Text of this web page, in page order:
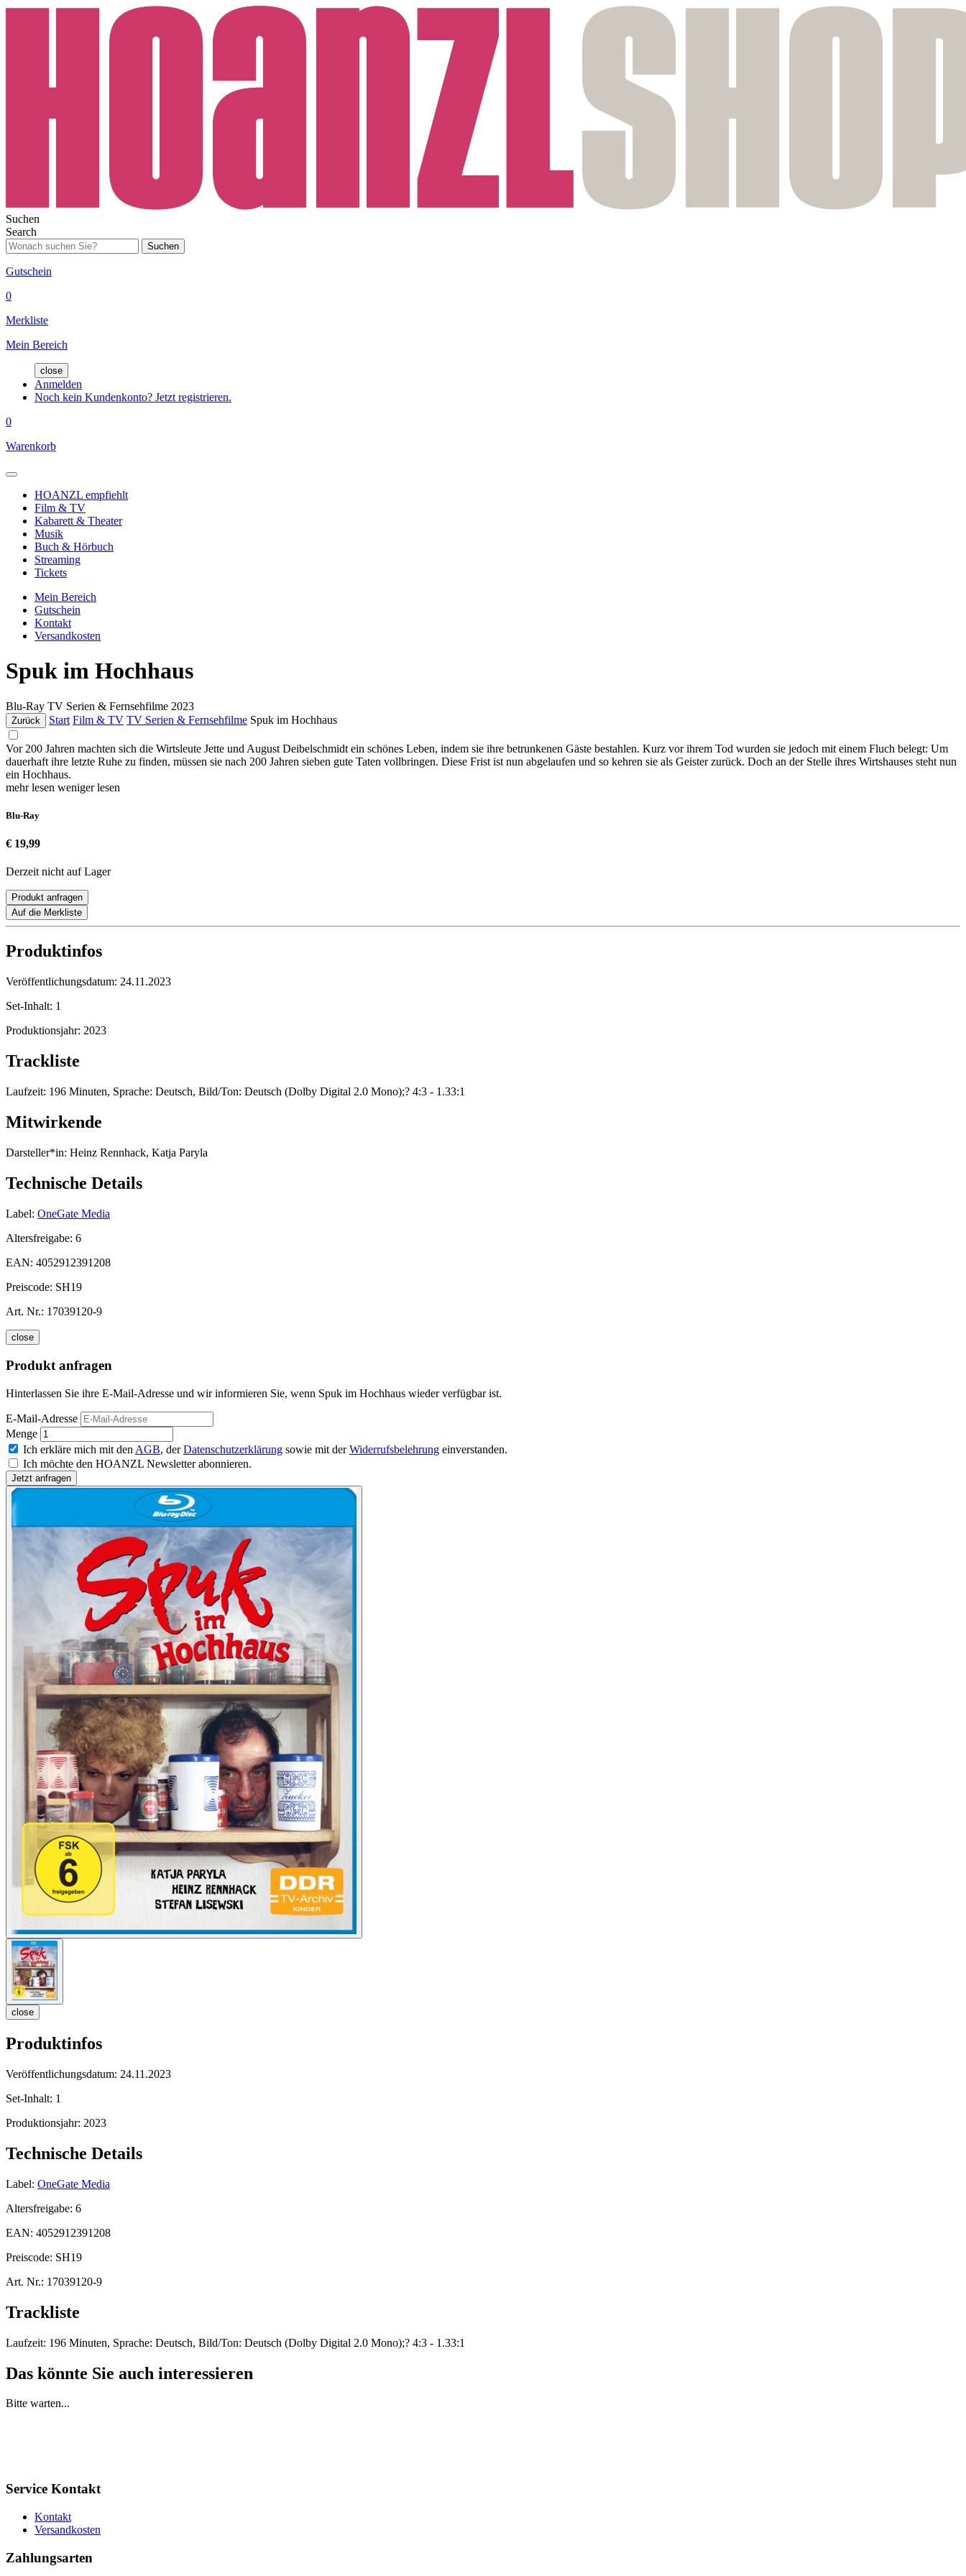
Suchen
Search
Suchen
Gutschein
0
Merkliste
Mein Bereich
close
Anmelden
Noch kein Kundenkonto? Jetzt registrieren.
0
Warenkorb
HOANZL empfiehlt
Film & TV
Kabarett & Theater
Musik
Buch & Hörbuch
Streaming
Tickets
Mein Bereich
Gutschein
Kontakt
Versandkosten
Spuk im Hochhaus
Blu-Ray TV Serien & Fernsehfilme 2023
Zurück Start Film & TV TV Serien & Fernsehfilme Spuk im Hochhaus
Vor 200 Jahren machten sich die Wirtsleute Jette und August Deibelschmidt ein schönes Leben, indem sie ihre betrunkenen Gäste bestahlen. Kurz vor ihrem Tod wurden sie jedoch mit einem Fluch belegt: Um
dauerhaft ihre letzte Ruhe zu finden, müssen sie nach 200 Jahren sieben gute Taten vollbringen. Diese Frist ist nun abgelaufen und so kehren sie als Geister zurück. Doch an der Stelle ihres Wirtshauses steht nun
ein Hochhaus.
mehr lesen weniger lesen
Blu-Ray
€ 19,99
Derzeit nicht auf Lager
Produkt anfragen
Auf die Merkliste
Produktinfos
Veröffentlichungsdatum: 24.11.2023
Set-Inhalt: 1
Produktionsjahr: 2023
Trackliste
Laufzeit: 196 Minuten, Sprache: Deutsch, Bild/Ton: Deutsch (Dolby Digital 2.0 Mono);? 4:3 - 1.33:1
Mitwirkende
Darsteller*in: Heinz Rennhack, Katja Paryla
Technische Details
Label: OneGate Media
Altersfreigabe: 6
EAN: 4052912391208
Preiscode: SH19
Art. Nr.: 17039120-9
close
Produkt anfragen
Hinterlassen Sie ihre E-Mail-Adresse und wir informieren Sie, wenn Spuk im Hochhaus wieder verfügbar ist.
E-Mail-Adresse
Menge
Ich erkläre mich mit den AGB, derDatenschutzerklärung sowie mit derWiderrufsbelehrung einverstanden.
Ich möchte den HOANZL Newsletter abonnieren.
close
Produktinfos
Veröffentlichungsdatum: 24.11.2023
Set-Inhalt: 1
Produktionsjahr: 2023
Technische Details
Label: OneGate Media
Altersfreigabe: 6
EAN: 4052912391208
Preiscode: SH19
Art. Nr.: 17039120-9
Trackliste
Laufzeit: 196 Minuten, Sprache: Deutsch, Bild/Ton: Deutsch (Dolby Digital 2.0 Mono);? 4:3 - 1.33:1
Das könnte Sie auch interessieren
Bitte warten...
Service Kontakt
Kontakt
Versandkosten
Zahlungsarten